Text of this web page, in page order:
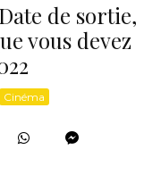
de sortie,
vous devez
Cinéma